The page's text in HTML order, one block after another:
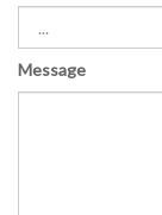
Message